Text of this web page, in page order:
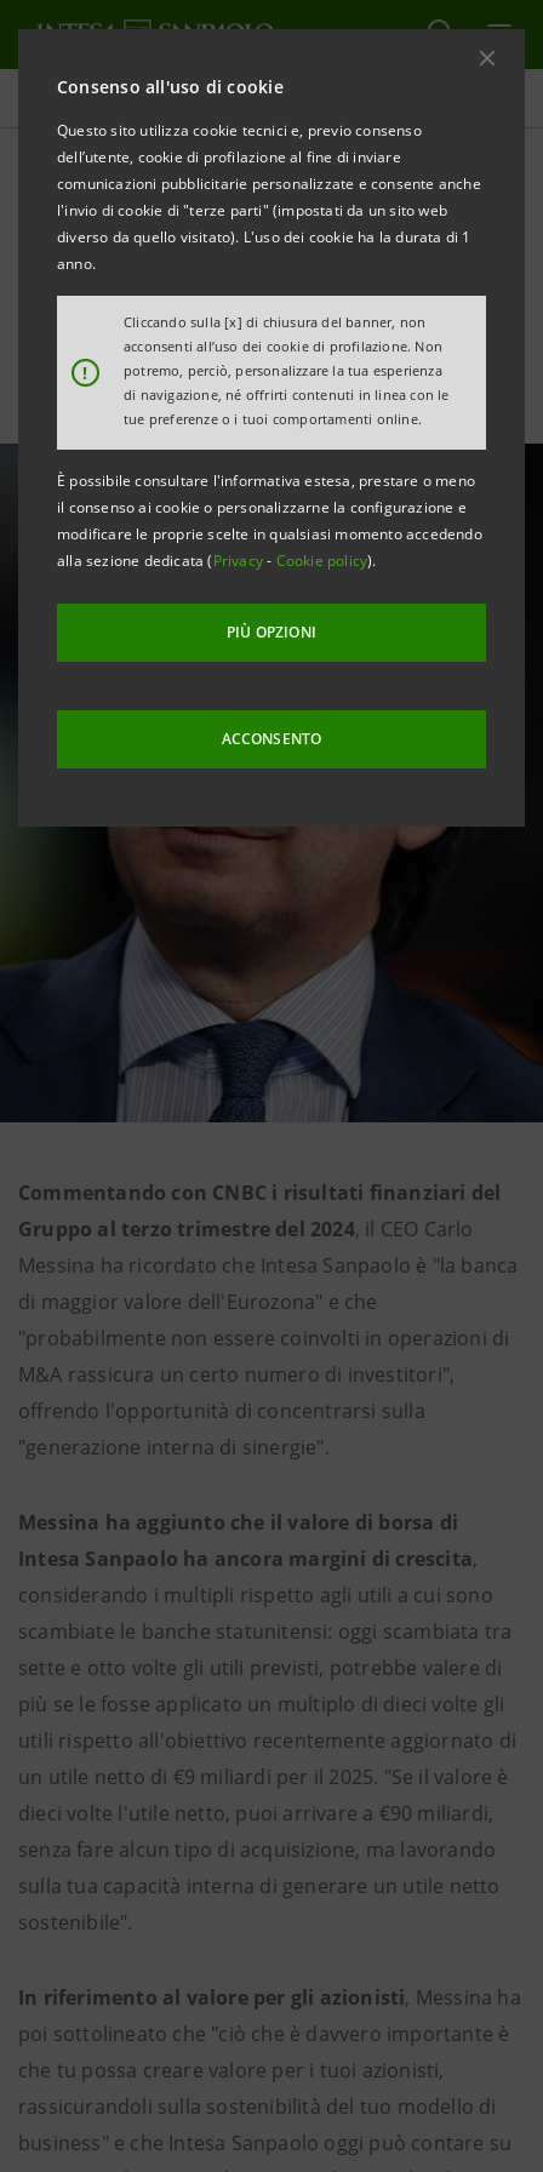
Consenso all'uso di cookie
Questo sito utilizza cookie tecnici e, previo consenso
dell’utente, cookie di profilazione al fine di inviare
comunicazioni pubblicitarie personalizzate e consente anche
l'invio di cookie di "terze parti" (impostati da un sito web
diverso da quello visitato). L'uso dei cookie ha la durata di 1
anno.
!
Cliccando sulla [x] di chiusura del banner, non
acconsenti all’uso dei cookie di profilazione. Non
potremo, perciò, personalizzare la tua esperienza
di navigazione, né offrirti contenuti in linea con le
tue preferenze o i tuoi comportamenti online.
È possibile consultare l'informativa estesa, prestare o meno
il consenso ai cookie o personalizzarne la configurazione e
modificare le proprie scelte in qualsiasi momento accedendo
alla sezione dedicata (Privacy- Cookie policy).
PIÙ OPZIONI
ACCONSENTO
Tutte le news
Carlo Messina: Intesa
Sanpaolo può arrivare a
€90mld di capitalizzazione
Commentando con CNBC i risultati finanziari del
Gruppo al terzo trimestre del 2024, il CEO Carlo
Messina ha ricordato che Intesa Sanpaolo è "la banca
di maggior valore dell'Eurozona" e che
"probabilmente non essere coinvolti in operazioni di
M&A rassicura un certo numero di investitori",
offrendo l'opportunità di concentrarsi sulla
"generazione interna di sinergie".
Messina ha aggiunto che il valore di borsa di
Intesa Sanpaolo ha ancora margini di crescita,
considerando i multipli rispetto agli utili a cui sono
scambiate le banche statunitensi: oggi scambiata tra
sette e otto volte gli utili previsti, potrebbe valere di
più se le fosse applicato un multiplo di dieci volte gli
utili rispetto all'obiettivo recentemente aggiornato di
un utile netto di €9 miliardi per il 2025. "Se il valore è
dieci volte l'utile netto, puoi arrivare a €90 miliardi,
senza fare alcun tipo di acquisizione, ma lavorando
sulla tua capacità interna di generare un utile netto
sostenibile".
In riferimento al valore per gli azionisti, Messina ha
poi sottolineato che "ciò che è davvero importante è
che tu possa creare valore per i tuoi azionisti,
rassicurandoli sulla sostenibilità del tuo modello di
business" e che Intesa Sanpaolo oggi può contare su